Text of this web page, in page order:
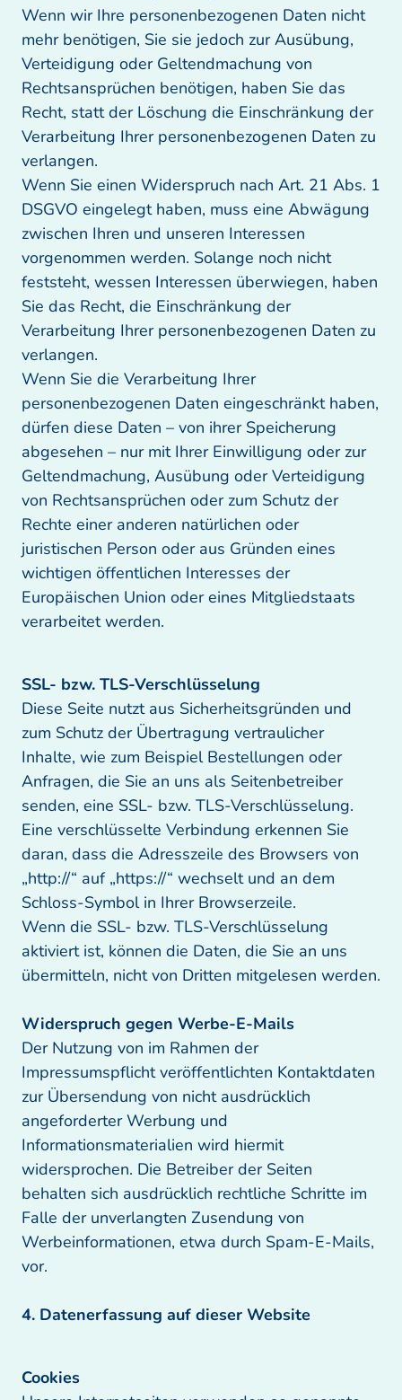
Wenn wir Ihre personenbezogenen Daten nicht
mehr benötigen, Sie sie jedoch zur Ausübung,
Verteidigung oder Geltendmachung von
Rechtsansprüchen benötigen, haben Sie das
Recht, statt der Löschung die Einschränkung der
Verarbeitung Ihrer personenbezogenen Daten zu
verlangen.
Wenn Sie einen Widerspruch nach Art. 21 Abs. 1
DSGVO eingelegt haben, muss eine Abwägung
zwischen Ihren und unseren Interessen
vorgenommen werden. Solange noch nicht
feststeht, wessen Interessen überwiegen, haben
Sie das Recht, die Einschränkung der
Verarbeitung Ihrer personenbezogenen Daten zu
verlangen.
Wenn Sie die Verarbeitung Ihrer
personenbezogenen Daten eingeschränkt haben,
dürfen diese Daten – von ihrer Speicherung
abgesehen – nur mit Ihrer Einwilligung oder zur
Geltendmachung, Ausübung oder Verteidigung
von Rechtsansprüchen oder zum Schutz der
Rechte einer anderen natürlichen oder
juristischen Person oder aus Gründen eines
wichtigen öffentlichen Interesses der
Europäischen Union oder eines Mitgliedstaats
verarbeitet werden.
Diese Seite nutzt aus Sicherheitsgründen und
zum Schutz der Übertragung vertraulicher
Inhalte, wie zum Beispiel Bestellungen oder
Anfragen, die Sie an uns als Seitenbetreiber
senden, eine SSL- bzw. TLS-Verschlüsselung.
Eine verschlüsselte Verbindung erkennen Sie
daran, dass die Adresszeile des Browsers von
„http://“ auf „https://“ wechselt und an dem
Schloss-Symbol in Ihrer Browserzeile.
Wenn die SSL- bzw. TLS-Verschlüsselung
aktiviert ist, können die Daten, die Sie an uns
übermitteln, nicht von Dritten mitgelesen werden.
Der Nutzung von im Rahmen der
Impressumspflicht veröffentlichten Kontaktdaten
zur Übersendung von nicht ausdrücklich
angeforderter Werbung und
Informationsmaterialien wird hiermit
widersprochen. Die Betreiber der Seiten
behalten sich ausdrücklich rechtliche Schritte im
Falle der unverlangten Zusendung von
Werbeinformationen, etwa durch Spam-E-Mails,
vor.
4. Datenerfassung auf dieser Website
Cookies